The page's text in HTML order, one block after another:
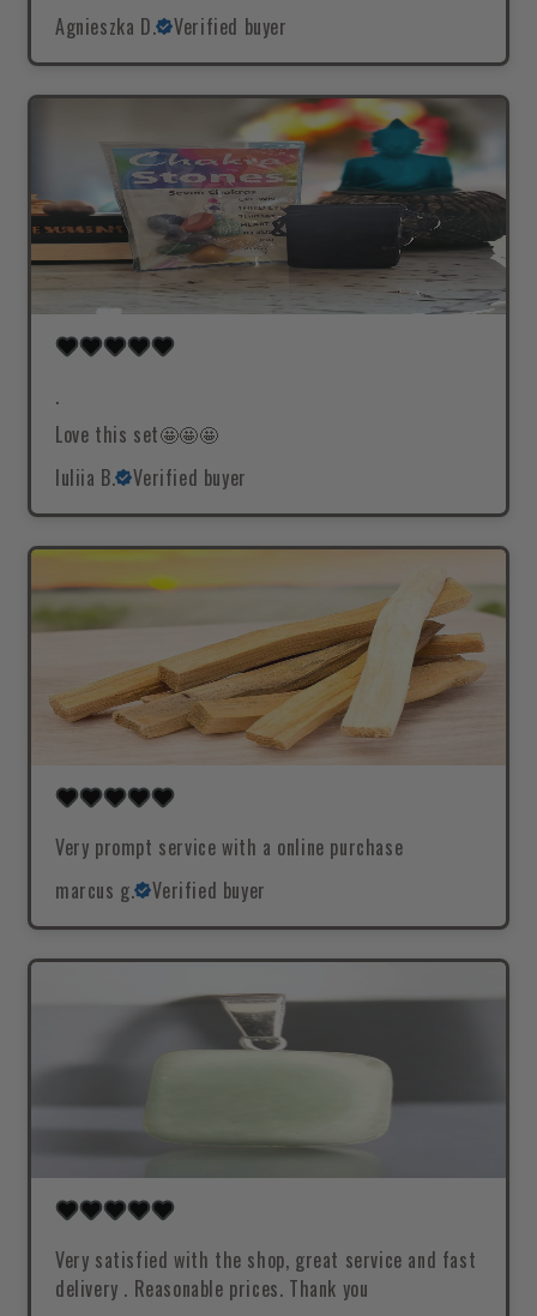
Agnieszka D.
Verified buyer
.
Love this set🤩🤩🤩
Iuliia B.
Verified buyer
Very prompt service with a online purchase
marcus g.
Verified buyer
Very satisfied with the shop, great service and fast
delivery . Reasonable prices. Thank you